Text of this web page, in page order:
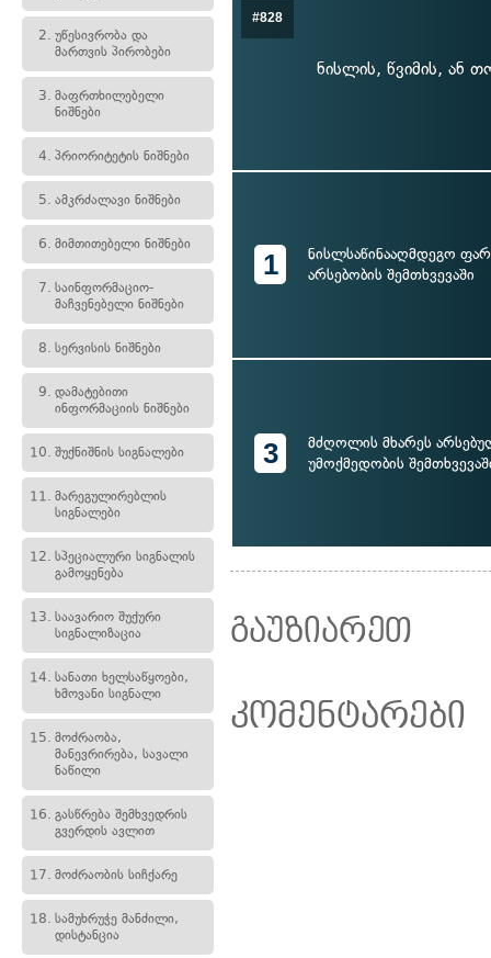
2. უწესივრობა და
მართვის პირობები
3. მაფრთხილებელი
ნიშნები
4. პრიორიტეტის ნიშნები
5. ამკრძალავი ნიშნები
6. მიმთითებელი ნიშნები
7. საინფორმაციო-
მაჩვენებელი ნიშნები
8. სერვისის ნიშნები
9. დამატებითი
ინფორმაციის ნიშნები
10. შუქნიშნის სიგნალები
11. მარეგულირებლის
სიგნალები
12. სპეციალური სიგნალის
გამოყენება
13. საავარიო შუქური
სიგნალიზაცია
14. სანათი ხელსაწყოები,
ხმოვანი სიგნალი
15. მოძრაობა,
მანევრირება, სავალი
ნაწილი
16. გასწრება შემხვედრის
გვერდის ავლით
17. მოძრაობის სიჩქარე
18. სამუხრუჭე მანძილი,
დისტანცია
#828
ნისლის, წვიმის, ან
1
ნისლსაწინააღმდეგო
არსებობის შემთხვევაში
3
მძღოლის მხარეს
უმოქმედობის
გაუზიარეთ
კომენტარები